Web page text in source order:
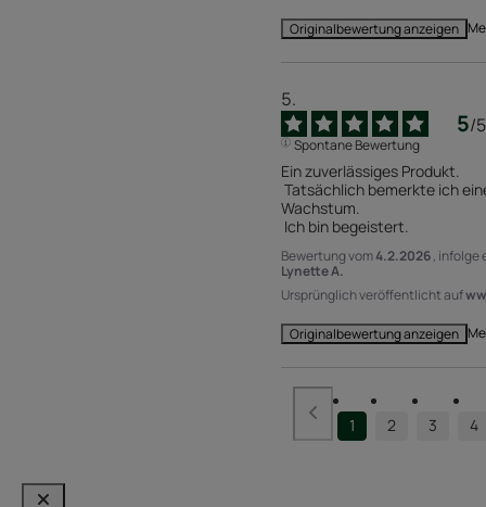
Originalbewertung anzeigen
5/5
Spontane Bewertung
Ein zuverlässiges Produkt.
Wachstum.
Ich bin begeistert.
Bewertung vom4.2.2026, infolge
Lynette A.
Ursprünglich veröffentlicht auf
Originalbewertung anzeigen
1 2 3 4